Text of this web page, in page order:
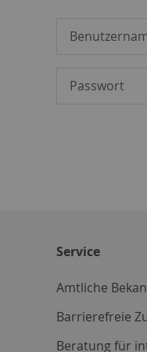
Service
Amtliche
Barrierefreie
Beratung für